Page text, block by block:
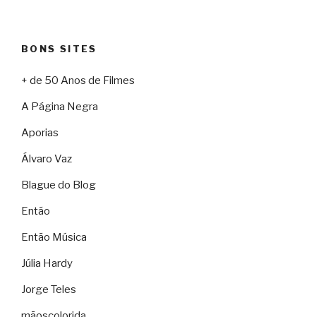
BONS SITES
+ de 50 Anos de Filmes
A Página Negra
Aporias
Álvaro Vaz
Blague do Blog
Então
Então Música
Júlia Hardy
Jorge Teles